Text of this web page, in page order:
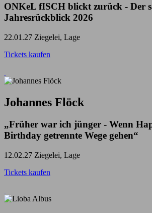
ONKeL fISCH blickt zurück - Der
Jahresrückblick 2026
22.01.27 Ziegelei, Lage
Tickets kaufen
Johannes Flöck
„Früher war ich jünger - Wenn
Birthday getrennte Wege gehen“
12.02.27 Ziegelei, Lage
Tickets kaufen